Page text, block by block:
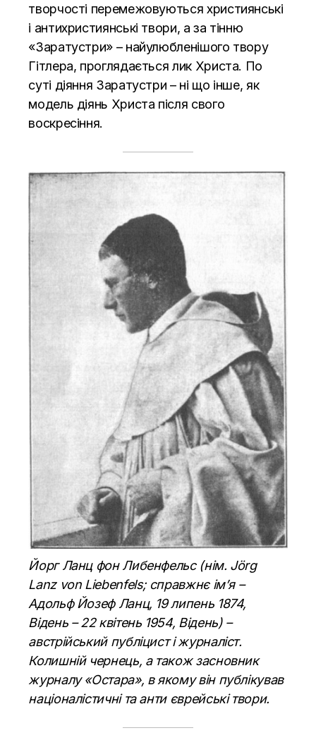
творчості перемежовуються християнські
і антихристиянські твори, а за тінню
«Заратустри» – найулюбленішого твору
Гітлера, проглядається лик Христа. По
суті діяння Заратустри – ні що інше, як
модель діянь Христа після свого
воскресіння.
Йорг Ланц фон Либенфельс (нім. Jörg
Lanz von Liebenfels; справжнє ім’я –
Адольф Йозеф Ланц, 19 липень 1874,
Відень – 22 квітень 1954, Відень) –
австрійський публіцист і журналіст.
Колишній чернець, а також засновник
журналу «Остара», в якому він публікував
націоналістичні та анти єврейські твори.